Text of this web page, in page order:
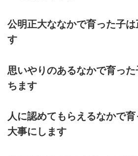
公明正大ななかで育った子は
す
思いやりのあるなかで育っ
ちます
人に認めてもらえるなかで
大事にします